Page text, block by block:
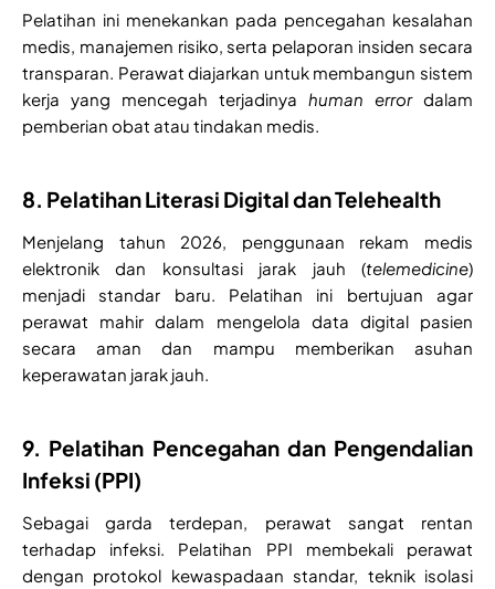
Pelatihan ini menekankan pada pencegahan kesalahan
medis, manajemen risiko, serta pelaporan insiden secara
transparan. Perawat diajarkan untuk membangun sistem
kerja yang mencegah terjadinya human errordalam
pemberian obat atau tindakan medis.
8. Pelatihan Literasi Digital dan Telehealth
Menjelang tahun 2026, penggunaan rekam medis
elektronik dan konsultasi jarak jauh (telemedicine)
menjadi standar baru. Pelatihan ini bertujuan agar
perawat mahir dalam mengelola data digital pasien
secara aman dan mampu memberikan asuhan
keperawatan jarak jauh.
9. Pelatihan Pencegahan dan Pengendalian
Infeksi (PPI)
Sebagai garda terdepan, perawat sangat rentan
terhadap infeksi. Pelatihan PPI membekali perawat
dengan protokol kewaspadaan standar, teknik isolasi